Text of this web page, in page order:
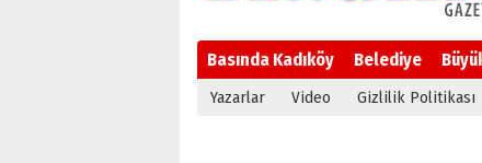
Basında Kadıköy Belediye
Yazarlar Video Gizlilik Politikası